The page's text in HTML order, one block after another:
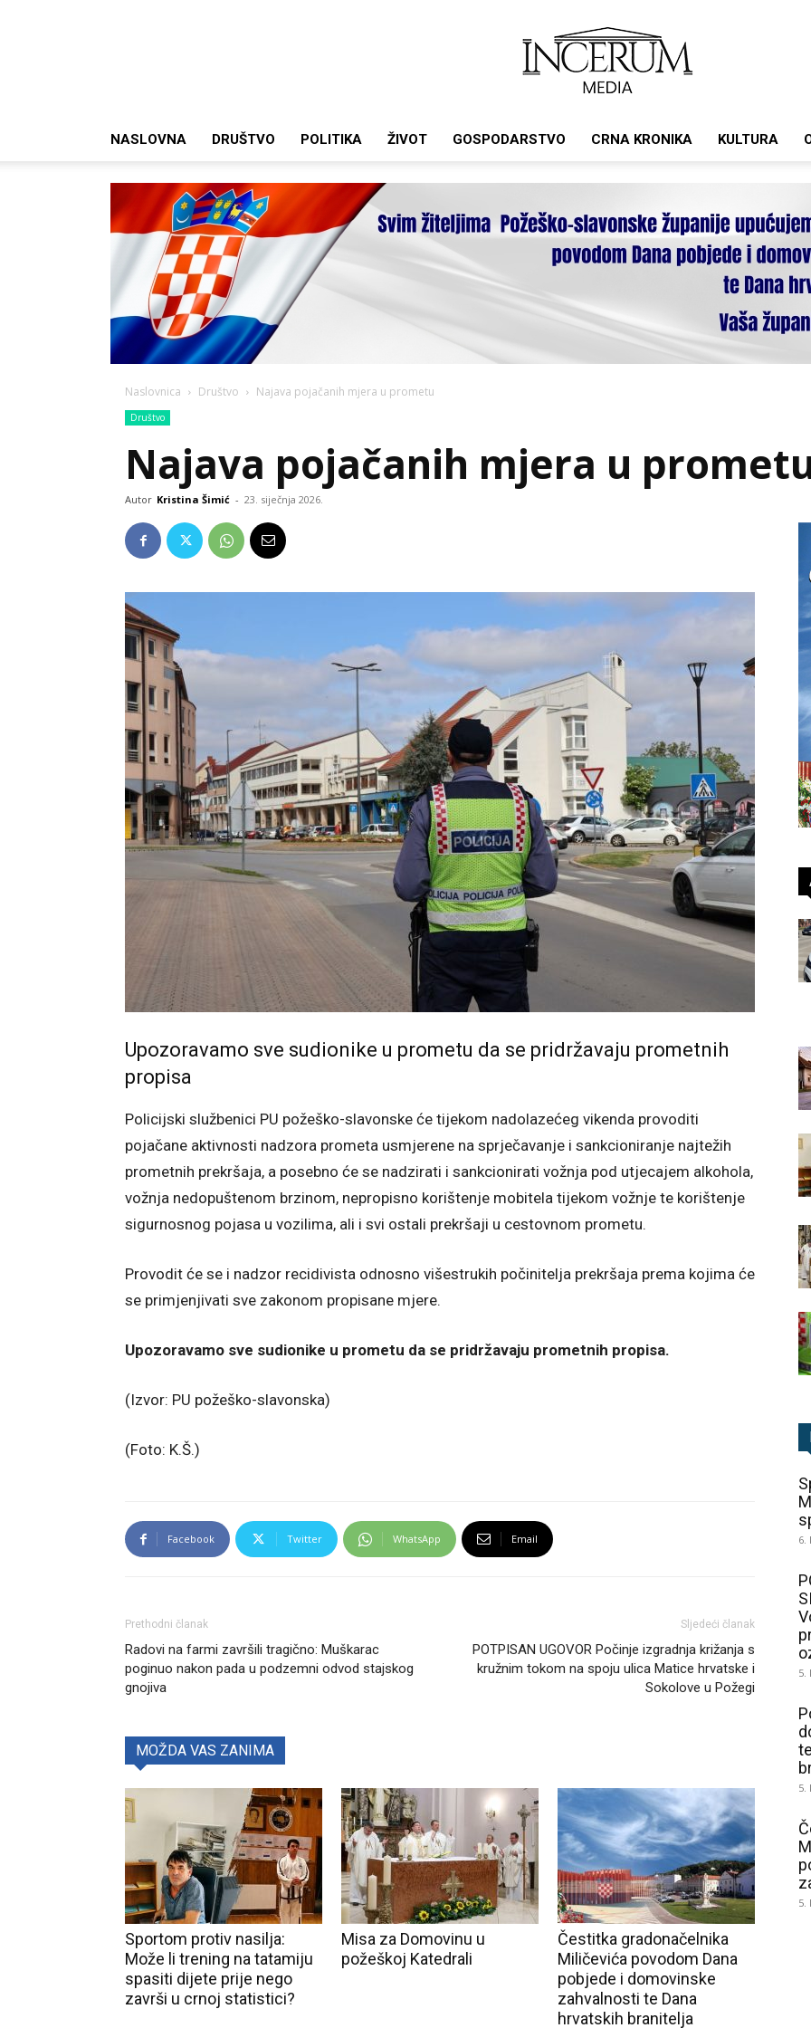
NASLOVNA DRUŠTVO POLITIKA ŽIVOT GOSPODARSTVO CRNA KRONIKA KULTURA
Naslovnica Društvo Najava pojačanih mjera u prometu
Društvo
Najava pojačanih mjera u
Autor Kristina Šimić - 23. siječnja 2026.
Upozoravamo sve sudionike u prometu da se pridržavaju prometnih
propisa
Policijski službenici PU požeško-slavonske će tijekom nadolazećeg vikenda provoditi
pojačane aktivnosti nadzora prometa usmjerene na sprječavanje i sankcioniranje najtežih
prometnih prekršaja, a posebno će se nadzirati i sankcionirati vožnja pod utjecajem alkohola,
vožnja nedopuštenom brzinom, nepropisno korištenje mobitela tijekom vožnje te korištenje
sigurnosnog pojasa u vozilima, ali i svi ostali prekršaji u cestovnom prometu.
Provodit će se i nadzor recidivista odnosno višestrukih počinitelja prekršaja prema kojima će
se primjenjivati sve zakonom propisane mjere.
Upozoravamo sve sudionike u prometu da se pridržavaju prometnih propisa.
(Izvor: PU požeško-slavonska)
(Foto: K.Š.)
Facebook Twitter WhatsApp Email
Prethodni članak
Radovi na farmi završili tragično: Muškarac
poginuo nakon pada u podzemni odvod stajskog
gnojiva
Sljedeći članak
POTPISAN UGOVOR Počinje izgradnja križanja s
kružnim tokom na spoju ulica Matice hrvatske i
Sokolove u Požegi
MOŽDA VAS ZANIMA
Sportom protiv nasilja:
Može li trening na tatamiju
spasiti dijete prije nego
završi u crnoj statistici?
Misa za Domovinu u
požeškoj Katedrali
Čestitka gradonačelnika
Miličevića povodom Dana
pobjede i domovinske
zahvalnosti te Dana
hrvatskih branitelja
6.
5.
5.
5.